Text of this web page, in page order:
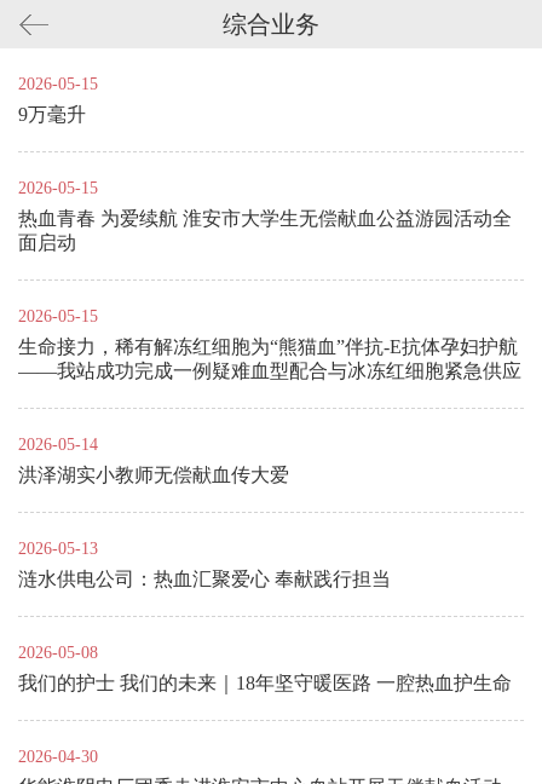
综合业务
2026-05-15
9万毫升
2026-05-15
热血青春 为爱续航 淮安市大学生无偿献血公益游园活动全
面启动
2026-05-15
生命接力，稀有解冻红细胞为“熊猫血”伴抗-E抗体孕妇护航
——我站成功完成一例疑难血型配合与冰冻红细胞紧急供应
2026-05-14
洪泽湖实小教师无偿献血传大爱
2026-05-13
涟水供电公司：热血汇聚爱心 奉献践行担当
2026-05-08
我们的护士 我们的未来｜18年坚守暖医路 一腔热血护生命
2026-04-30